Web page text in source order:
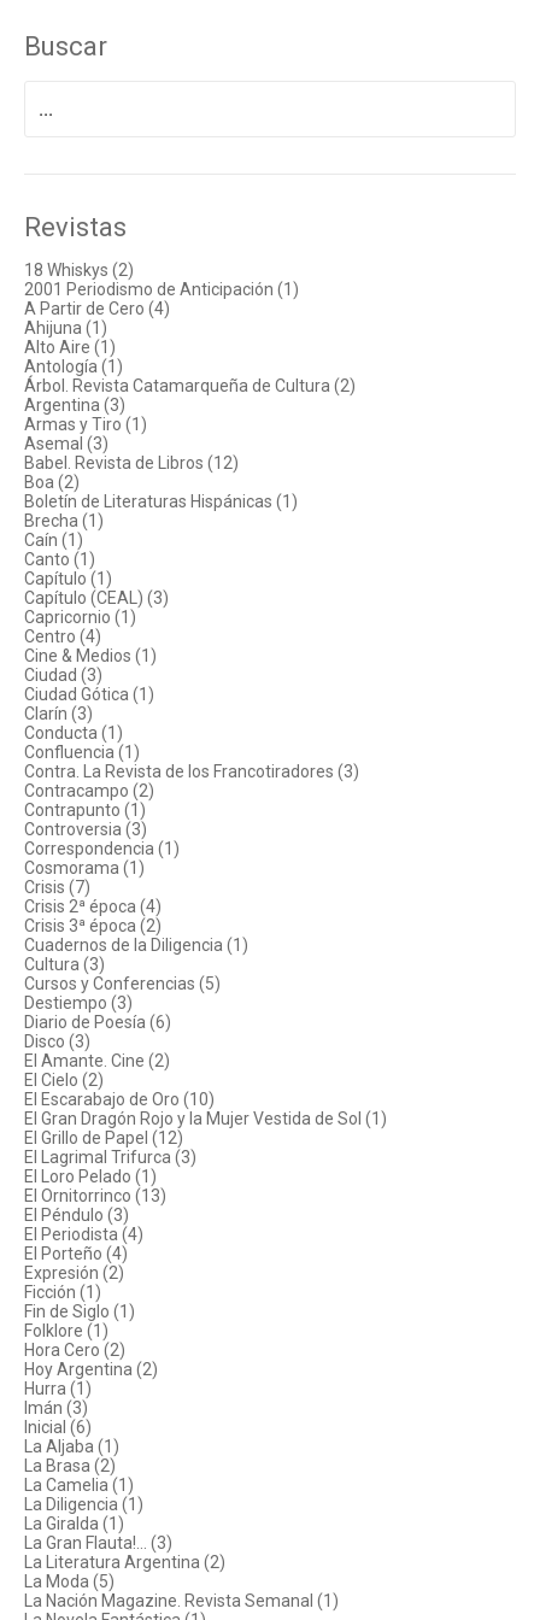
Buscar
Revistas
18 Whiskys (2)
2001 Periodismo de Anticipación (1)
A Partir de Cero (4)
Ahijuna (1)
Alto Aire (1)
Antología (1)
Árbol. Revista Catamarqueña de Cultura (2)
Argentina (3)
Armas y Tiro (1)
Asemal (3)
Babel. Revista de Libros (12)
Boa (2)
Boletín de Literaturas Hispánicas (1)
Brecha (1)
Caín (1)
Canto (1)
Capítulo (1)
Capítulo (CEAL) (3)
Capricornio (1)
Centro (4)
Cine & Medios (1)
Ciudad (3)
Ciudad Gótica (1)
Clarín (3)
Conducta (1)
Confluencia (1)
Contra. La Revista de los Francotiradores (3)
Contracampo (2)
Contrapunto (1)
Controversia (3)
Correspondencia (1)
Cosmorama (1)
Crisis (7)
Crisis 2ª época (4)
Crisis 3ª época (2)
Cuadernos de la Diligencia (1)
Cultura (3)
Cursos y Conferencias (5)
Destiempo (3)
Diario de Poesía (6)
Disco (3)
El Amante. Cine (2)
El Cielo (2)
El Escarabajo de Oro (10)
El Gran Dragón Rojo y la Mujer Vestida de Sol (1)
El Grillo de Papel (12)
El Lagrimal Trifurca (3)
El Loro Pelado (1)
El Ornitorrinco (13)
El Péndulo (3)
El Periodista (4)
El Porteño (4)
Expresión (2)
Ficción (1)
Fin de Siglo (1)
Folklore (1)
Hora Cero (2)
Hoy Argentina (2)
Hurra (1)
Imán (3)
Inicial (6)
La Aljaba (1)
La Brasa (2)
La Camelia (1)
La Diligencia (1)
La Giralda (1)
La Gran Flauta!... (3)
La Literatura Argentina (2)
La Moda (5)
La Nación Magazine. Revista Semanal (1)